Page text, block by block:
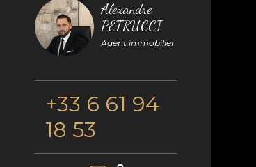
Alexandre
PETRUCCI
Agent immobilier
+33 6 61 94
18 53